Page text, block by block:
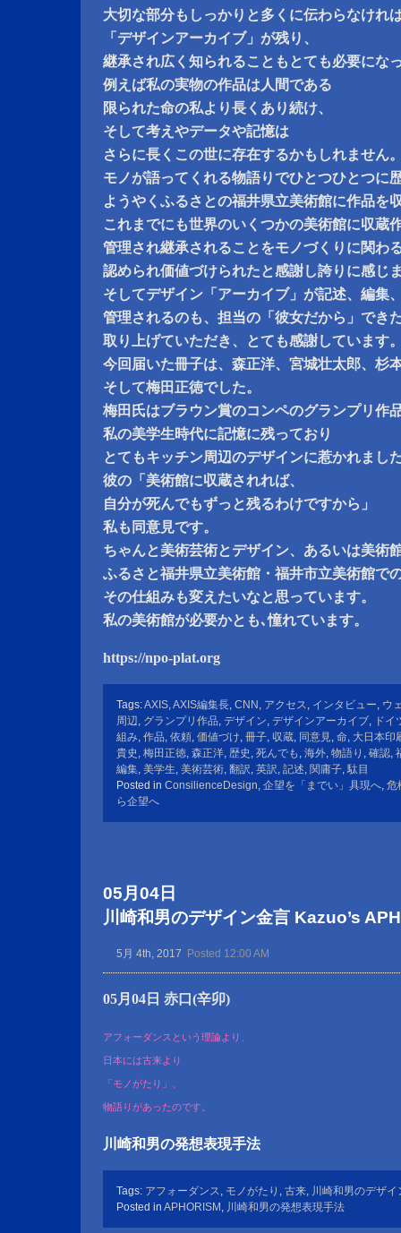
大切な部分もしっかりと多くに伝わらなけれ
「デザインアーカイブ」が残り、
継承され広く知られることもとても必要にな
例えば私の実物の作品は人間である
限られた命の私より長くあり続け、
そして考えやデータや記憶は
さらに長くこの世に存在するかもしれません
モノが語ってくれる物語りでひとつひとつに
ようやくふるさとの福井県立美術館に作品を
これまでにも世界のいくつかの美術館に収蔵
管理され継承されることをモノづくりに関わ
認められ価値づけられたと感謝し誇りに感じ
そしてデザイン「アーカイブ」が記述、編集
管理されるのも、担当の「彼女だから」でき
取り上げていただき、とても感謝しています
今回届いた冊子は、森正洋、宮城壮太郎、杉
そして梅田正徳でした。
梅田氏はブラウン賞のコンペのグランプリ作
私の美学生時代に記憶に残っており
とてもキッチン周辺のデザインに惹かれまし
彼の「美術館に収蔵されれば、
自分が死んでもずっと残るわけですから」
私も同意見です。
ちゃんと美術芸術とデザイン、あるいは美術
ふるさと福井県立美術館・福井市立美術館で
その仕組みも変えたいなと思っています。
私の美術館が必要かとも､憧れています。
https://npo-plat.org
Tags:AXIS,AXIS編集長, CNN , アクセス, インタビュー, ウ
周辺, グランプリ作品, デザイン, デザインアーカイブ, ドイ
組み, 作品, 依頼, 価値づけ, 冊子, 収蔵, 同意見, 命, 大日本印
貴史 , 梅田正徳, 森正洋, 歴史 , 死んでも , 海外, 物語り , 確認,
編集, 美学生, 美術芸術, 翻訳, 英訳, 記述, 関庸子,駄目
Posted in ConsilienceDesign, 企望を「までい」具現へ, 危
ら企望へ
05月04日
川崎和男のデザイン金言 Kazuo’s
5月 4th, 2017 Posted 12:00 AM
05月04日 赤口(辛卯)
アフォーダンスという理論より、
日本には古来より
「モノがたり」、
物語りがあったのです。
川崎和男の発想表現手法
Tags: アフォーダンス, モノがたり , 古来, 川崎和男のデザイ
Posted in APHORISM , 川崎和男の発想表現手法